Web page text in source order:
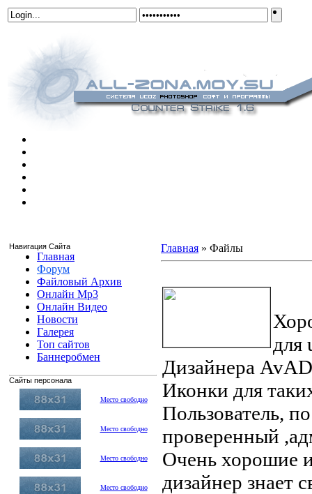
Навигация Сайта
Главная
Форум
Файловый Архив
Онлайн Mp3
Онлайн Видео
Новости
Галерея
Топ сайтов
Баннеробмен
Сайты персонала
Место свободно
Место свободно
Место свободно
Место свободно
Главная » Файлы
для
Дизайнера
Иконки для
Пользователь,
проверенный
Очень хорошие
дизайнер знает